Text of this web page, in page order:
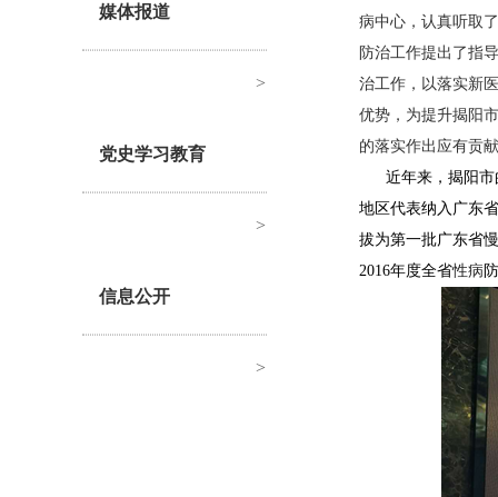
媒体报道
>
党史学习教育
>
信息公开
>
病中心，认真听取
防治工作提出了指
治工作，以落实新
优势，为提升揭阳
的落实作出应有贡
近年来，揭阳市
地区代表纳入广东
拔为第一批广东省
2016年度全省性病